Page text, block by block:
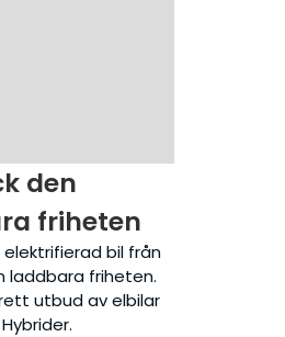
den
friheten
bil från
laddbara friheten.
utbud av elbilar